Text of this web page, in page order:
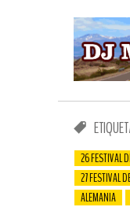
26 FESTIVAL
27 FESTIVAL
ALEMANIA